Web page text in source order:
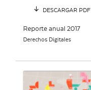
DESCARGAR PDF
Reporte anual 2017
Derechos Digitales